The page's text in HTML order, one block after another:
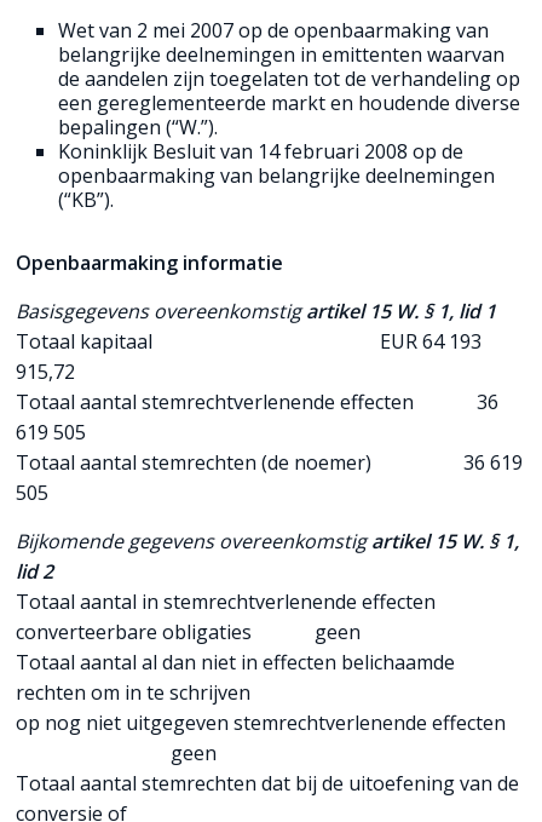
Wet van 2 mei 2007 op de openbaarmaking van
belangrijke deelnemingen in emittenten waarvan
de aandelen zijn toegelaten tot de verhandeling op
een gereglementeerde markt en houdende diverse
bepalingen (“W.”).
Koninklijk Besluit van 14 februari 2008 op de
openbaarmaking van belangrijke deelnemingen
(“KB”).
Openbaarmaking informatie
Basisgegevens overeenkomstigartikel 15 W. § 1, lid 1
Totaal kapitaal EUR 64 193
915,72
Totaal aantal stemrechtverlenende effecten 36
619 505
Totaal aantal stemrechten (de noemer) 36 619
505
Bijkomende gegevens overeenkomstigartikel 15 W. § 1,
lid 2
Totaal aantal in stemrechtverlenende effecten
converteerbare obligaties geen
Totaal aantal al dan niet in effecten belichaamde
rechten om in te schrijven
op nog niet uitgegeven stemrechtverlenende effecten
geen
Totaal aantal stemrechten dat bij de uitoefening van de
conversie of